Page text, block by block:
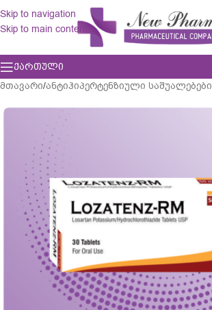
Skip to navigation
Skip to main content
ᲥᲐᲠᲗᲣᲚᲘ
მთავარი/ანტიჰიპერტენზიული საშუალებები